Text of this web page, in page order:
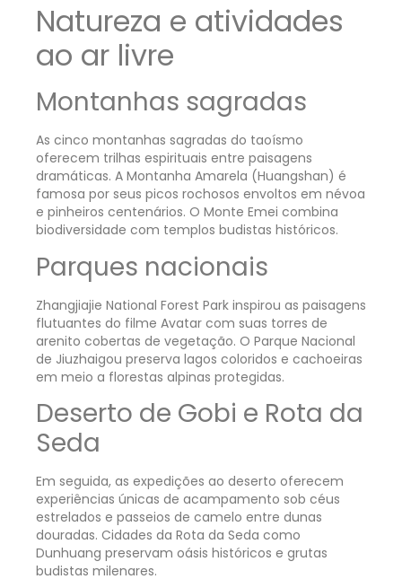
Natureza e atividades
ao ar livre
Montanhas sagradas
As cinco montanhas sagradas do taoísmo
oferecem trilhas espirituais entre paisagens
dramáticas. A Montanha Amarela (Huangshan) é
famosa por seus picos rochosos envoltos em névoa
e pinheiros centenários. O Monte Emei combina
biodiversidade com templos budistas históricos.
Parques nacionais
Zhangjiajie National Forest Park inspirou as paisagens
flutuantes do filme Avatar com suas torres de
arenito cobertas de vegetação. O Parque Nacional
de Jiuzhaigou preserva lagos coloridos e cachoeiras
em meio a florestas alpinas protegidas.
Deserto de Gobi e Rota da
Seda
Em seguida, as expedições ao deserto oferecem
experiências únicas de acampamento sob céus
estrelados e passeios de camelo entre dunas
douradas. Cidades da Rota da Seda como
Dunhuang preservam oásis históricos e grutas
budistas milenares.